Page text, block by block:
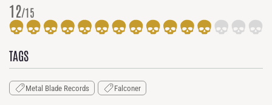
12/15
TAGS
Metal Blade Records Falconer